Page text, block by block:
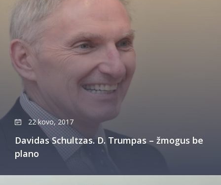
22 kovo, 2017
Davidas Schultzas. D. Trumpas – žmogus be
plano